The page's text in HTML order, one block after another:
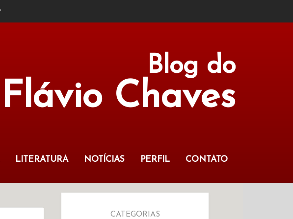
Blog do
Flávio Chaves
LITERATURA NOTÍCIAS PERFIL CONTATO
CATEGORIAS